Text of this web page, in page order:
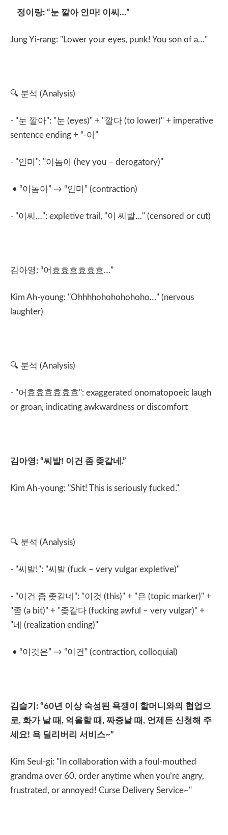
정이랑: “눈 깔아 인마! 이씨…”
Jung Yi-rang: "Lower your eyes, punk! You son of a…"
🔍 분석 (Analysis)
- "눈 깔아": "눈 (eyes)" + "깔다 (to lower)" + imperative
sentence ending + “-아”
- "인마": "이놈아 (hey you – derogatory)"
• “이놈아” → “인마” (contraction)
- "이씨 …": expletive trail, "이 씨발…" (censored or cut)
김아영: “어효효효효효효…”
Kim Ah-young: "Ohhhhohohohohoho…" (nervous
laughter)
🔍 분석 (Analysis)
- "어효효효효효효": exaggerated onomatopoeic laugh
or groan, indicating awkwardness or discomfort
김아영: “씨발! 이건 좀 좆같네 .”
Kim Ah-young: "Shit! This is seriously fucked."
🔍 분석 (Analysis)
- "씨발!": "씨발 (fuck – very vulgar expletive)"
- "이건 좀 좆같네 ": "이것 (this)" + "은 (topic marker)" +
"좀 (a bit)" + "좆같다 (fucking awful – very vulgar)" +
"네 (realization ending)"
• “이것은” → “이건” (contraction, colloquial)
김슬기 : “60년 이상 숙성된 욕쟁이 할머니와의 협업으
로, 화가 날 때, 억울할 때, 짜증날 때, 언제든 신청해 주
세요! 욕 딜리버리 서비스~”
Kim Seul-gi: "In collaboration with a foul-mouthed
grandma over 60, order anytime when you’re angry,
frustrated, or annoyed! Curse Delivery Service~"